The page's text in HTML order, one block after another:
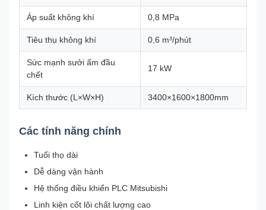
Áp suất không khí 0,8 MPa
Tiêu thụ không khí 0,6 m³/phút
Sức mạnh sưởi ấm đầu
chết
17 kW
Kích thước (L×W×H) 3400×1600×1800mm
Các tính năng chính
Tuổi thọ dài
Dễ dàng vận hành
Hệ thống điều khiển PLC Mitsubishi
Linh kiện cốt lõi chất lượng cao